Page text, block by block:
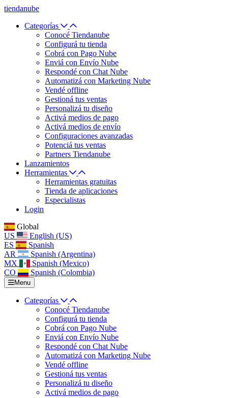
tiendanube
Categorías
Conocé Tiendanube
Configurá tu tienda
Cobrá con Pago Nube
Enviá con Envío Nube
Respondé con Chat Nube
Automatizá con Marketing Nube
Vendé offline
Gestioná tus ventas
Personalizá tu diseño
Activá medios de pago
Activá medios de envío
Configuraciones avanzadas
Potenciá tus ventas
Partners Tiendanube
Lanzamientos
Herramientas
Herramientas gratuitas
Tienda de aplicaciones
Especialistas
Login
Global
US
English (US)
ES
Spanish
AR
Spanish (Argentina)
MX
Spanish (Mexico)
CO
Spanish (Colombia)
Menu
Categorías
Conocé Tiendanube
Configurá tu tienda
Cobrá con Pago Nube
Enviá con Envío Nube
Respondé con Chat Nube
Automatizá con Marketing Nube
Vendé offline
Gestioná tus ventas
Personalizá tu diseño
Activá medios de pago